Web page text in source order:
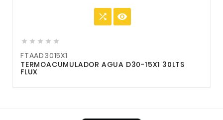
 
    
FTAAD3015X1
TERMOACUMULADOR AGUA D30-15X1 30LTS
FLUX